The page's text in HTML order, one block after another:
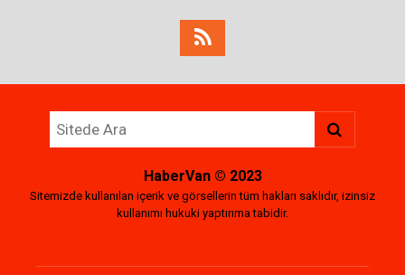
HaberVan© 2023
Sitemizde kullanılan içerik ve görsellerin tüm hakları saklıdır, izinsiz
kullanımı hukuki yaptırıma tabidir.